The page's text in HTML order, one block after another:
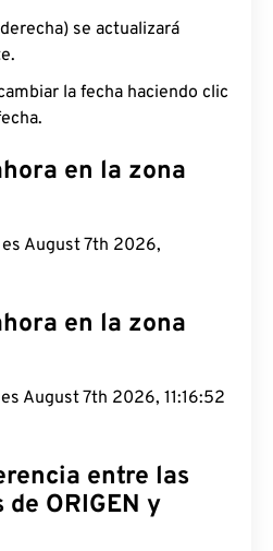
se actualizará
la fecha haciendo clic
en la zona
August 7th 2026,
en la zona
August 7th 2026, 11:16:53
entre las
ORIGEN y